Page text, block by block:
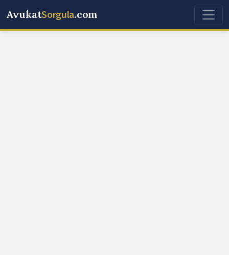
AvukatSorgula.com